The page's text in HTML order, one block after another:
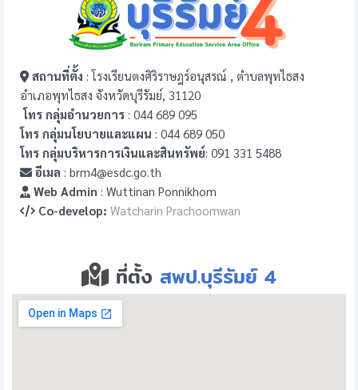
สถานที่ตั้ง : โรงเรียนตงศิริราษฎร์อนุสรณ์ , ตำบลพุทไธสง
อำเภอพุทไธสง จังหวัดบุรีรัมย์, 31120
โทร กลุ่มอำนวยการ : 044 689 095
โทร กลุ่มนโยบายและแผน : 044 689 050
โทร กลุ่มบริหารการเงินและสินทรัพย์: 091 331 5488
อีเมล : brm4@esdc.go.th
Web Admin : Wuttinan Ponnikhom
Co-develop: Watcharin Prachoomwan
ที่ตั้ง สพป.บุรีรัมย์ 4